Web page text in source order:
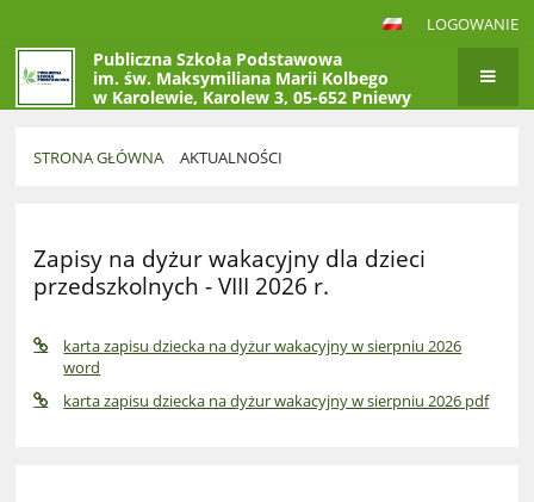
LOGOWANIE
Publiczna Szkoła Podstawowa
im. św. Maksymiliana Marii Kolbego
w Karolewie, Karolew 3, 05-652 Pniewy
STRONA GŁÓWNA AKTUALNOŚCI
Zapisy na dyżur wakacyjny dla dzieci
przedszkolnych - VIII 2026 r.
karta zapisu dziecka na dyżur wakacyjny w sierpniu 2026
word
karta zapisu dziecka na dyżur wakacyjny w sierpniu 2026 pdf